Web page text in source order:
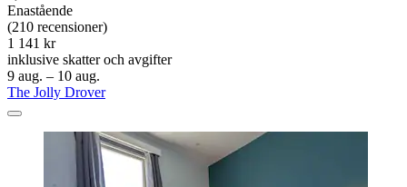
Enastående
(210 recensioner)
1 141 kr
inklusive skatter och avgifter
9 aug. – 10 aug.
The Jolly Drover